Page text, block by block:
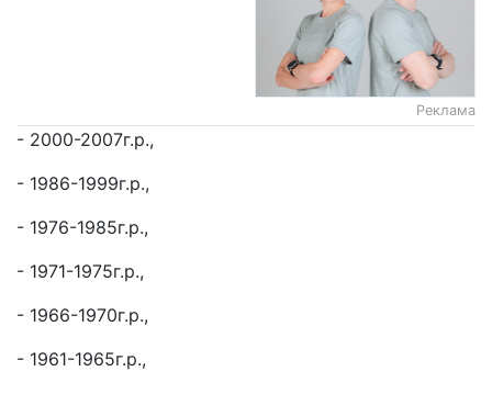
Реклама
- 2000-2007г.р.,
- 1986-1999г.р.,
- 1976-1985г.р.,
- 1971-1975г.р.,
- 1966-1970г.р.,
- 1961-1965г.р.,